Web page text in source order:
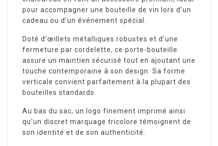
pour accompagner une bouteille de vin lors d’un
cadeau ou d’un événement spécial.
Doté d’œillets métalliques robustes et d’une
fermeture par cordelette, ce porte-bouteille
assure un maintien sécurisé tout en ajoutant une
touche contemporaine à son design. Sa forme
verticale convient parfaitement à la plupart des
bouteilles standards.
Au bas du sac, un logo finement imprimé ainsi
qu’un discret marquage tricolore témoignent de
son identité et de son authenticité.